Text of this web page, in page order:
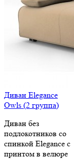
Диван Elegance Owls
(2 группа)
Диван без
подлокотников со
спинкой Elegance c
38 126
руб
Выбрать размер
(ШхГхВ):